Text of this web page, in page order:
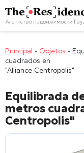
Principal - Objetos -
cuadrados en
"Alliance Centropolis"
Equilibrada
metros
Centropolis"